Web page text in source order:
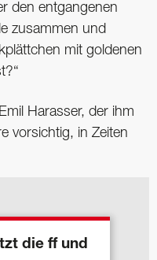
den entgangenen
zusammen und
mit goldenen
Harasser, der ihm
vorsichtig, in Zeiten
die ff und